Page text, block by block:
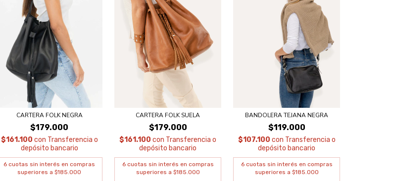
CARTERA FOLK NEGRA
$179.000
$161.100 con Transferencia o
depósito bancario
CARTERA FOLK SUELA
$179.000
$161.100con Transferencia o
depósito bancario
BANDOLERA TEJANA NEGRA
$119.000
$107.100 con Transferencia o
depósito bancario